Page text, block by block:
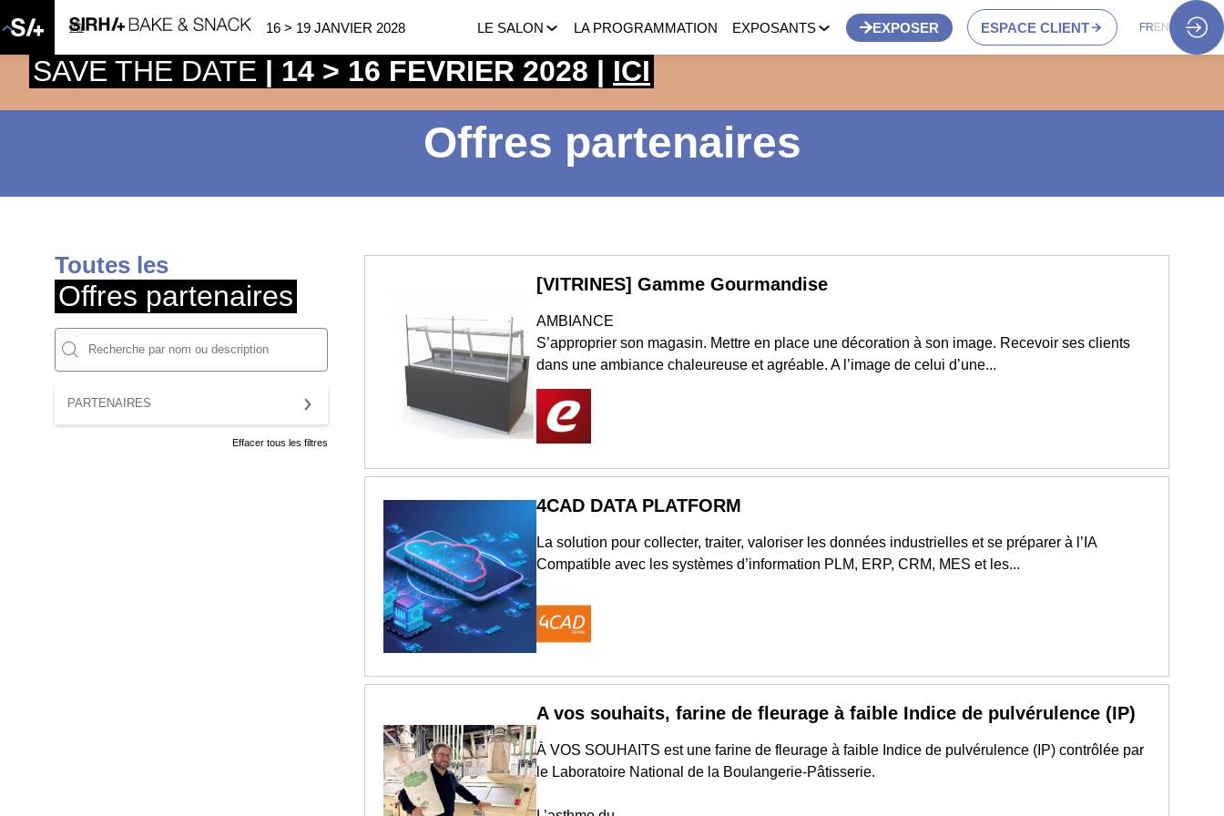
16 > 19 JANVIER 2028 LE SALON LA PROGRAMMATION EXPOSANTS EXPOSER ESPACE CLIENT FR EN
Offres partenaires
Toutes les
Offres partenaires
PARTENAIRES
Effacer tous les filtres
[VITRINES] Gamme Gourmandise
AMBIANCE
S’approprier son magasin. Mettre en place une décoration à son image. Recevoir ses clients
dans une ambiance chaleureuse et agréable. A l’image de celui d’une...
4CAD DATA PLATFORM
La solution pour collecter, traiter, valoriser les données industrielles et se préparer à l’IA
Compatible avec les systèmes d’information PLM, ERP, CRM, MES et les...
A vos souhaits, farine de fleurage à faible Indice de pulvérulence (IP)
À VOS SOUHAITS est une farine de fleurage à faible Indice de pulvérulence (IP) contrôlée par
le Laboratoire National de la Boulangerie-Pâtisserie.
SAVE THE DATE | 14 > 16 FEVRIER 2028 | ICI